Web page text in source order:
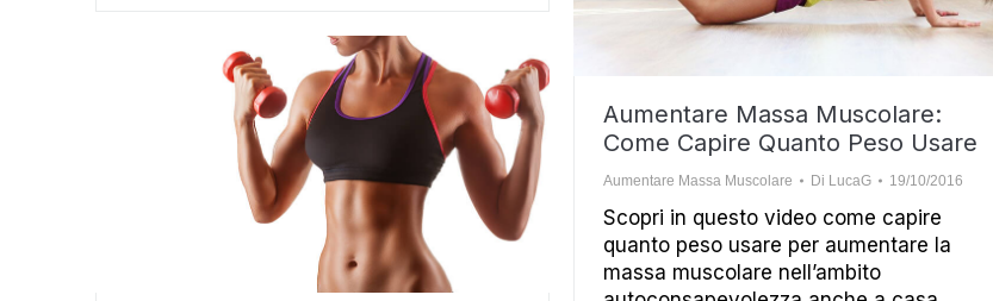
Aumentare Massa Muscolare:
Come Capire Quanto Peso Usare
Aumentare Massa Muscolare Di LucaG 19/10/2016
Scopri in questo video come capire
quanto peso usare per aumentare la
massa muscolare nell’ambito